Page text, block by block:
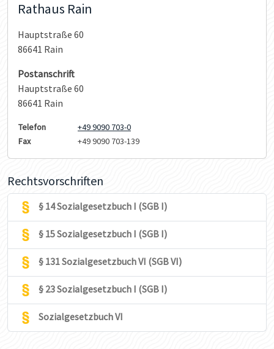
Rathaus Rain
Hauptstraße 60
86641 Rain
Postanschrift
Hauptstraße 60
86641 Rain
Telefon
+49 9090 703-0
Fax
+49 9090 703-139
Rechtsvorschriften
§ 14 Sozialgesetzbuch I (SGB I)
§ 15 Sozialgesetzbuch I (SGB I)
§ 131 Sozialgesetzbuch VI (SGB VI)
§ 23 Sozialgesetzbuch I (SGB I)
Sozialgesetzbuch VI